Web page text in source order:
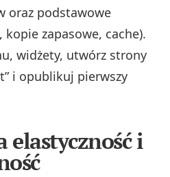
oraz podstawowe
kopie zapasowe, cache).
widżety, utwórz strony
i opublikuj pierwszy
elastyczność i